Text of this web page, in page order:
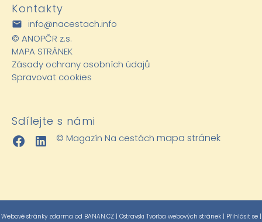
Kontakty
info@nacestach.info
© ANOPČR z.s.
MAPA STRÁNEK
Zásady ochrany osobních údajů
Spravovat cookies
Sdílejte s námi
© Magazín Na cestách mapa stránek
Webové stránky zdarma od BANAN.CZ| Ostravski Tvorba webových stránek | Přihlásit se |